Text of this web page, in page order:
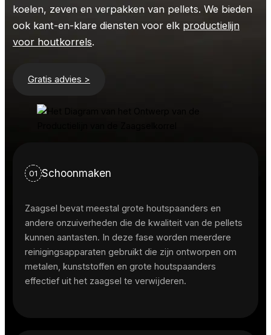
koelen, zeven en verpakken van pellets. We bieden
ook kant-en-klare diensten voor elk productielijn
voor houtkorrels.
Gratis advies >
01 Schoonmaken
Zaagsel bevat meestal grote houtspaanders en
andere onzuiverheden die de kwaliteit van de pellets
kunnen aantasten. In deze fase worden meerdere
reinigingsapparaten gebruikt die zijn ontworpen om
metalen, kunststoffen en grote houtspaanders
effectief uit het zaagsel te verwijderen.